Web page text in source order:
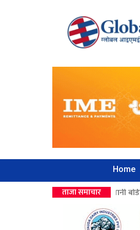
Home
ताजा समाचार
उपहार ‘लगानी बोर्डको सीईओ’ >>